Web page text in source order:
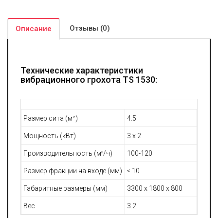
очищать поступающие на сепарацию материалы. В этом
случае предусматривается настройка дренажа и управление
углом наклона экранов. Практика показывает, в технологиях
Описание Отзывы (0)
Технические характеристики
вибрационного грохота TS 1530:
Размер сита (м²) 4.5
Мощность (кВт) 3 x 2
Производительность (м³/ч) 100-120
Размер фракции на входе (мм) ≤ 10
Габаритные размеры (мм) 3300 x 1800 x 800
Вес 3.2